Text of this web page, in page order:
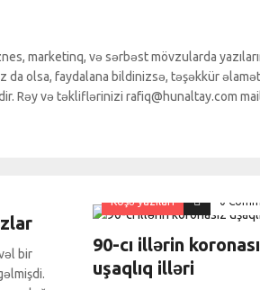
marketinq, və sərbəst mövzularda
da olsa, faydalana bildinizsə, təşəkkür
Rəy və təkliflərinizi rafiq@hunaltay.com
bir
Köşə yazıları 0
90-cı illərin
uşaqlıq illəri